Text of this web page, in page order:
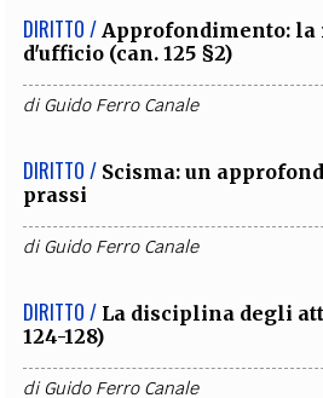
DIRITTO / Approfondimento:
d'ufficio (can. 125 §2)
diGuido Ferro Canale
DIRITTO / Scisma: un
prassi
diGuido Ferro Canale
DIRITTO / La disciplina degli
124-128)
diGuido Ferro Canale